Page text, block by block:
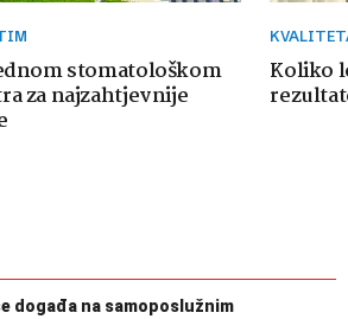
stomatološkom
za najzahtjevnije
Koliko